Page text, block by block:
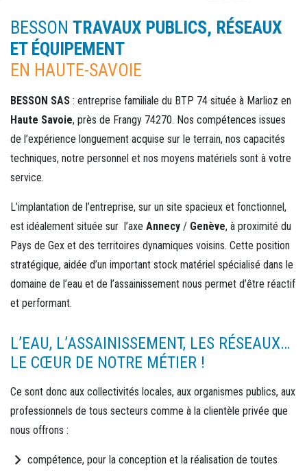
BESSON TRAVAUX PUBLICS, RÉSEAUX
ET ÉQUIPEMENT
EN HAUTE-SAVOIE
BESSON SAS : entreprise familiale du BTP 74 située à Marlioz en
Haute Savoie, près de Frangy 74270. Nos compétences issues
de l’expérience longuement acquise sur le terrain, nos capacités
techniques, notre personnel et nos moyens matériels sont à votre
service.
L’implantation de l’entreprise, sur un site spacieux et fonctionnel,
est idéalement située sur l’axe Annecy / Genève, à proximité du
Pays de Gex et des territoires dynamiques voisins. Cette position
stratégique, aidée d’un important stock matériel spécialisé dans le
domaine de l’eau et de l’assainissement nous permet d’être réactif
et performant.
L’EAU, L’ASSAINISSEMENT, LES RÉSEAUX…
LE CŒUR DE NOTRE MÉTIER !
Ce sont donc aux collectivités locales, aux organismes publics, aux
professionnels de tous secteurs comme à la clientèle privée que
nous offrons :
compétence, pour la conception et la réalisation de toutes